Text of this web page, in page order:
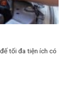
tối đa tiện ích có